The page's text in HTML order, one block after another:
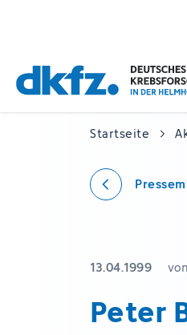
Startseite
13.04.1999
Peter